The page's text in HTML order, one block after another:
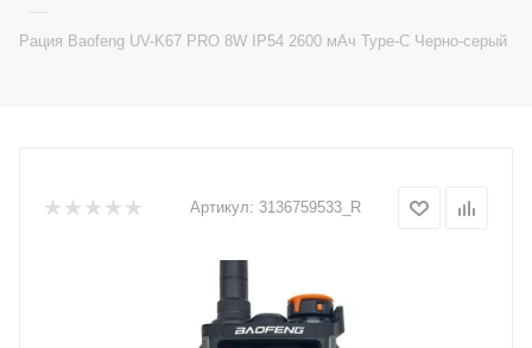
—
Рация Baofeng UV-K67 PRO 8W IP54 2600 мАч Type-C Черно-серый
Артикул: 3136759533_R